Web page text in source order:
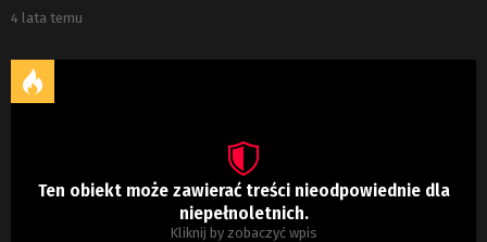
4 lata temu
Ten obiekt może zawierać treści nieodpowiednie dla
niepełnoletnich.
Kliknij by zobaczyć wpis